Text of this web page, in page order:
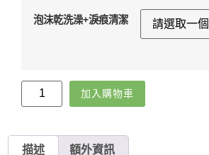
泡沫乾洗澡+淚痕清潔
加入購物車
描述 額外資訊